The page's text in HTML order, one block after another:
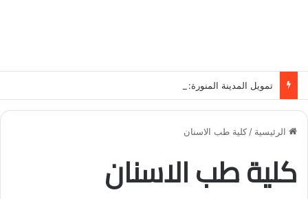
الرئيسية / كلية طب الاسنان
كلية طب الاسنان